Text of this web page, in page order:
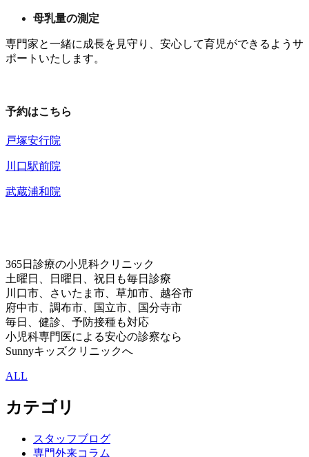
母乳量の測定
専門家と一緒に成長を見守り、安心して育児ができるようサ
ポートいたします。
予約はこちら
戸塚安行院
川口駅前院
武蔵浦和院
365日診療の小児科クリニック
土曜日、日曜日、祝日も毎日診療
川口市、さいたま市、草加市、越谷市
府中市、調布市、国立市、国分寺市
毎日、健診、予防接種も対応
小児科専門医による安心の診察なら
Sunnyキッズクリニックへ
ALL
カテゴリ
スタッフブログ
専門外来コラム